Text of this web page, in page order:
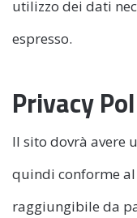
utilizzo dei dati
espresso.
Privacy
Il sito dovrà avere
quindi conforme al
raggiungibile da